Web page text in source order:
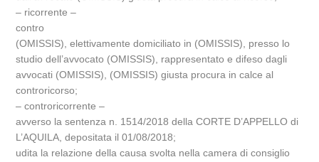
– ricorrente –
contro
(OMISSIS), elettivamente domiciliato in (OMISSIS), presso lo
studio dell’avvocato (OMISSIS), rappresentato e difeso dagli
avvocati (OMISSIS), (OMISSIS) giusta procura in calce al
controricorso;
– controricorrente –
avverso la sentenza n. 1514/2018 della CORTE D’APPELLO di
L’AQUILA, depositata il 01/08/2018;
udita la relazione della causa svolta nella camera di consiglio